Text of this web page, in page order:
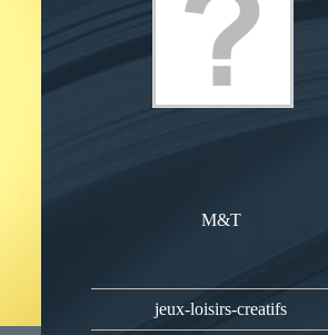
M&T
jeux-loisirs-creatifs